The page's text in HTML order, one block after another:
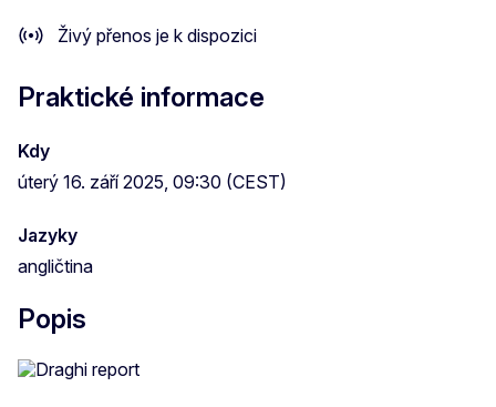
Živý přenos je k dispozici
Praktické informace
Kdy
úterý 16. září 2025, 09:30 (CEST)
Jazyky
angličtina
Popis